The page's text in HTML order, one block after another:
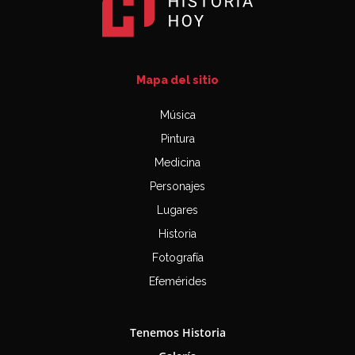
Mapa del sitio
Música
Pintura
Medicina
Personajes
Lugares
Historia
Fotografía
Efemérides
Tenemos Historia